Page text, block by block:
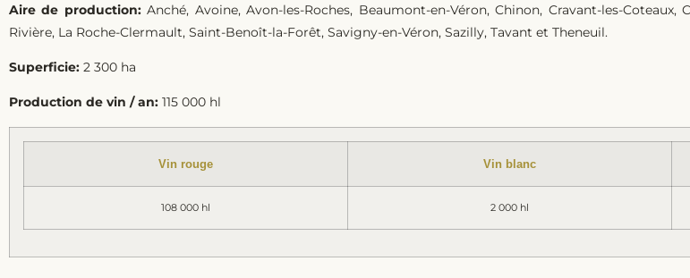
Aire de production:Anché, Avoine, Avon-les-Roches, Beaumont-en-Véron, Chinon, Cravant-les-Coteaux,
Rivière, La Roche-Clermault, Saint-Benoît-la-Forêt, Savigny-en-Véron, Sazilly, Tavant et Theneuil.
Superficie: 2 300 ha
Production de vin / an: 115 000 hl
Vin rouge Vin blanc
108 000 hl 2 000 hl